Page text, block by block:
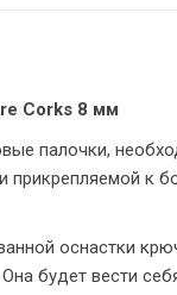
Corks 8 мм
палочки,
прикрепляемой к
оснастки
будет вести